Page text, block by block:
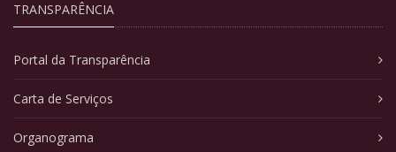
TRANSPARÊNCIA
Portal da Transparência
Carta de Serviços
Organograma